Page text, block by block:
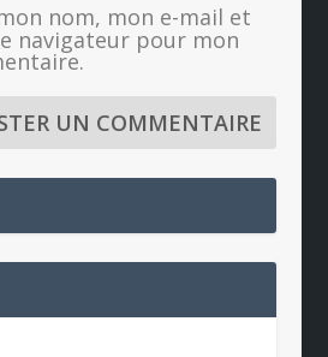
nom, mon e-mail et
navigateur pour mon